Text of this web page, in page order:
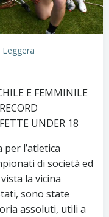
E FEMMINILE
UNDER 18
l’atletica
di società ed
la vicina
sono state
assoluti, utili a